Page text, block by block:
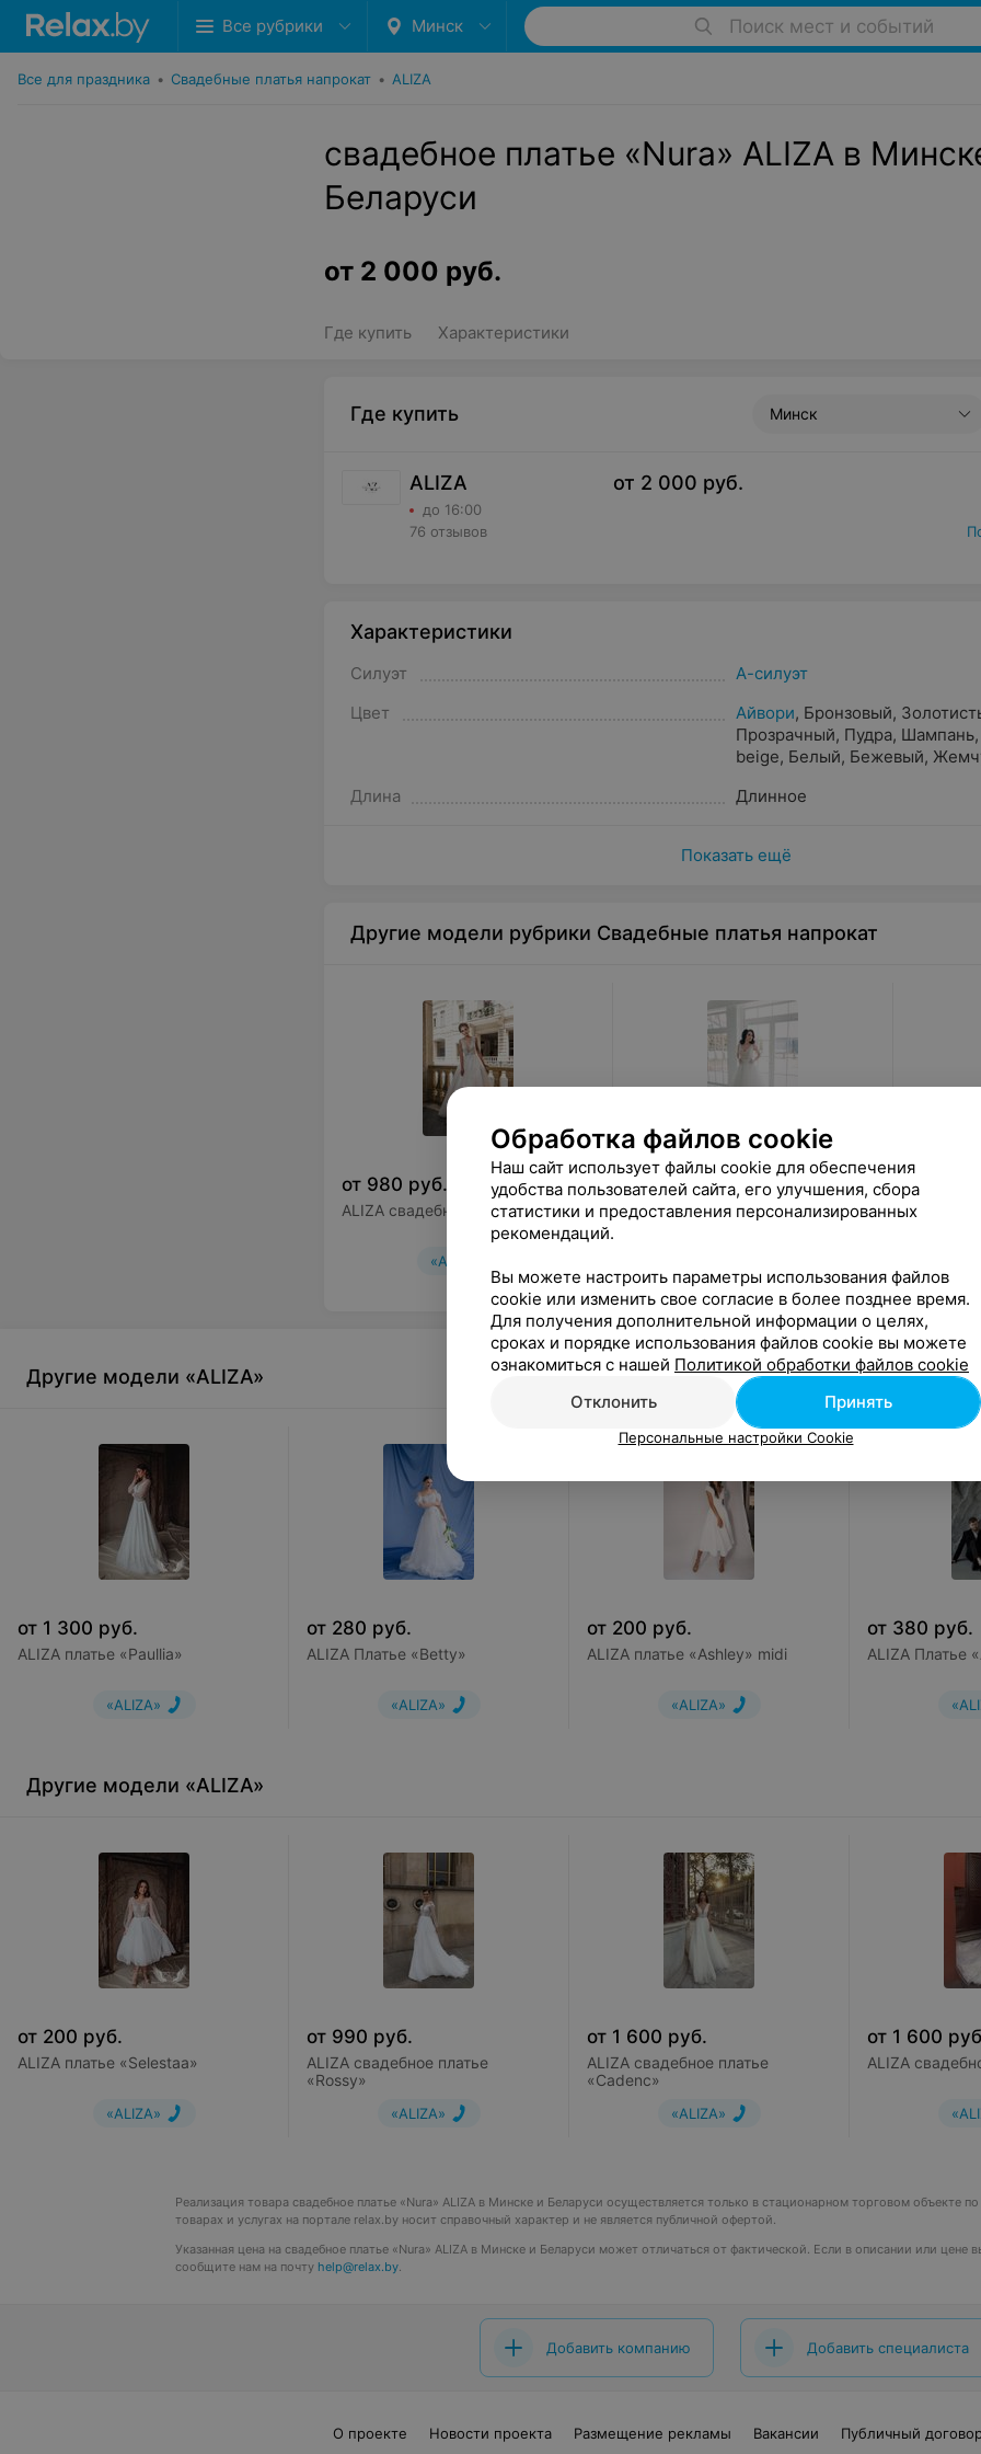
Все рубрики Минск Поиск мест и событий
Все для праздника • Свадебные платья напрокат • ALIZA
свадебное платье «Nura» ALIZA в
Беларуси
от 2 000 руб.
Где купить Характеристики
Где купить Минск
ALIZA
до 16:00
76 отзывов
от 2 000 руб.
Характеристики
Силуэт
А-силуэт
Цвет
Айвори, Бронзовый,
Прозрачный, Пудра, Шампань,
beige, Белый, Бежевый,
розовый
Длина Длинное
Показать ещё
Другие модели рубрики Свадебные платья напрокат
от 980 руб.
ALIZA свадебное платье «Heidi»
«ALIZA»
от 300 руб.
ALIZA свадебное платье «Odry»
от
ALIZA
Другие модели «ALIZA»
от 1 300 руб.
ALIZA платье «Paullia»
«ALIZA»
от 280 руб.
ALIZA Платье «Betty»
«ALIZA»
от 200 руб.
ALIZA платье «Ashley» midi
«ALIZA»
от 380 руб.
ALIZA Платье
Другие модели «ALIZA»
от 200 руб.
ALIZA платье «Selestaa»
«ALIZA»
от 990 руб.
ALIZA свадебное платье
«Rossy»
«ALIZA»
от 1 600 руб.
ALIZA свадебное платье
«Cadenc»
«ALIZA»
от 1 600
ALIZA
Реализация товара свадебное платье «Nura» ALIZA в Минске и Беларуси осуществляется только в стационарном торговом объекте
товарах и услугах на портале relax.by носит справочный характер и не является публичной офертой.
Указанная цена на свадебное платье «Nura» ALIZA в Минске и Беларуси может отличаться от фактической. Если в описании или
сообщите нам на почту help@relax.by.
Добавить компанию Добавить специалиста
О проекте Новости проекта Размещение рекламы Вакансии Публичный
Обработка файлов cookie
Наш сайт использует файлы cookie для обеспечения
удобства пользователей сайта, его улучшения, сбора
статистики и предоставления персонализированных
рекомендаций.
Вы можете настроить параметры использования файлов
cookie или изменить свое согласие в более позднее время.
Для получения дополнительной информации о целях,
сроках и порядке использования файлов cookie вы можете
ознакомиться с нашей Политикой обработки файлов cookie
Отклонить
Принять
Персональные настройки Cookie